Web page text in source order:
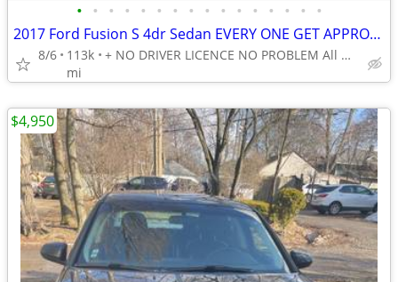
• • • • • • • • • • • • • • • •
2017 Ford Fusion S 4dr Sedan EVERY ONE GET APPROVED 0 DOWN
8/6
113k
mi
+ NO DRIVER LICENCE NO PROBLEM All DONE IN HOUSE PLATE TITLE
$4,950